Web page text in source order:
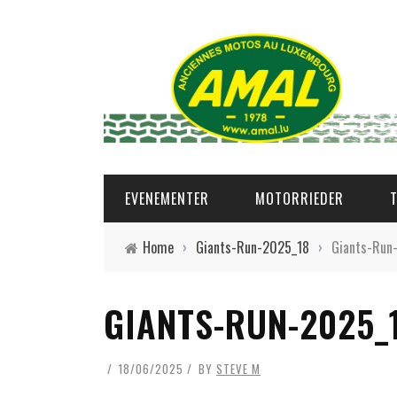
EVENEMENTER MOTORRIEDER
Home › Giants-Run-2025_18 › Giants-
GIANTS-RUN-
18/06/2025 BY STEVE M